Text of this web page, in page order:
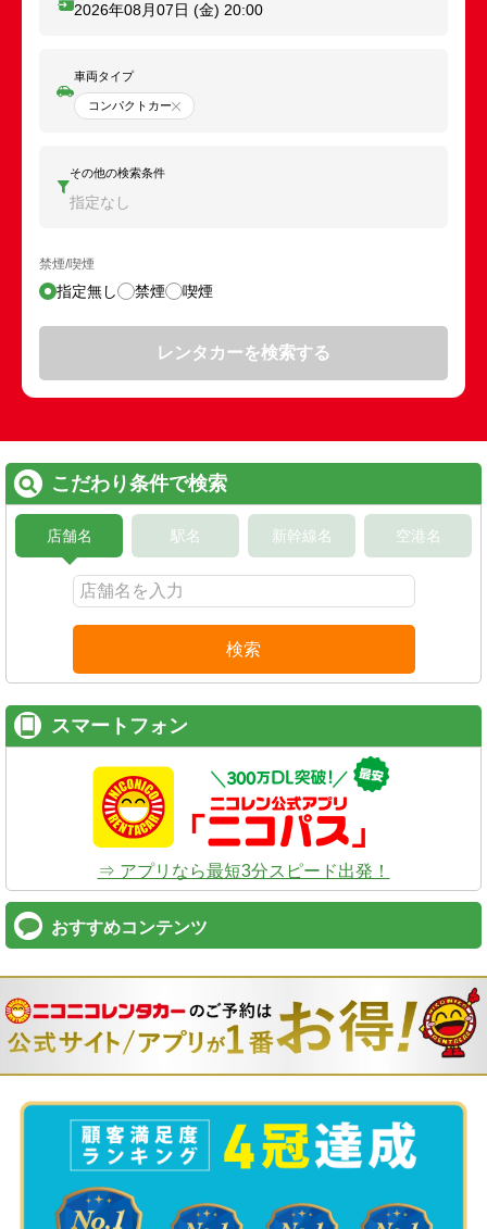
2026年08月07日 (金) 20:00
車両タイプ
コンパクトカー
その他の検索条件
指定なし
禁煙/喫煙
指定無し 禁煙 喫煙
レンタカーを検索する
こだわり条件で検索
店舗名 駅名 新幹線名 空港名
検索
スマートフォン
⇒ アプリなら最短3分スピード出発！
おすすめコンテンツ